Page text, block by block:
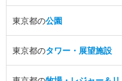
東京都の公園
東京都のタワー・展望施設